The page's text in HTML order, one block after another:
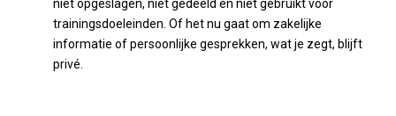
niet opgeslagen, niet gedeeld en niet gebruikt voor
trainingsdoeleinden. Of het nu gaat om zakelijke
informatie of persoonlijke gesprekken, wat je zegt, blijft
privé.